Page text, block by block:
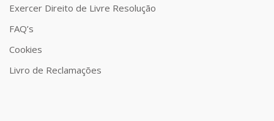
Exercer Direito de Livre Resolução
FAQ’s
Cookies
Livro de Reclamações